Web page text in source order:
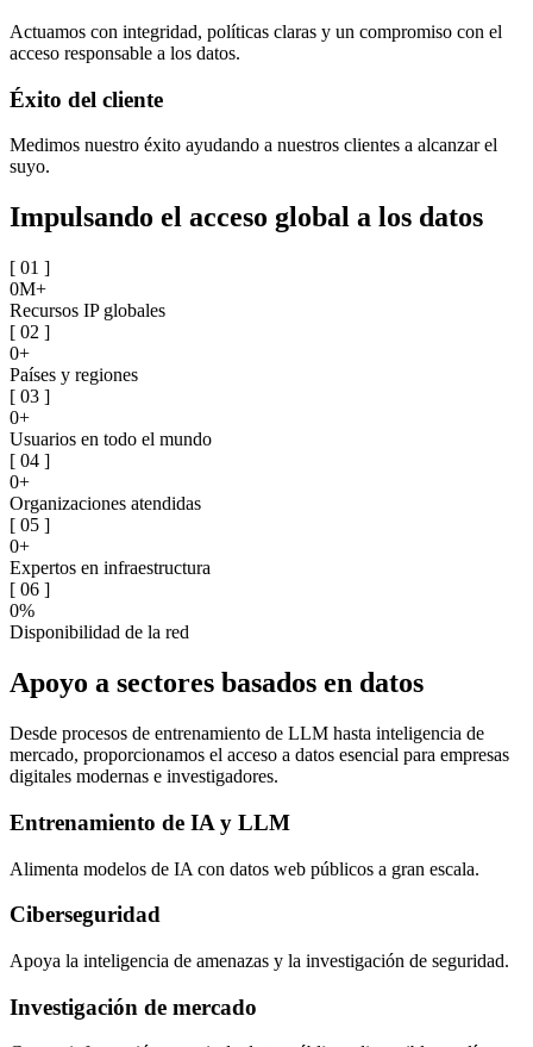
Actuamos con integridad, políticas claras y un compromiso con el
acceso responsable a los datos.
Éxito del cliente
Medimos nuestro éxito ayudando a nuestros clientes a alcanzar el
suyo.
Impulsando el acceso global a los datos
[ 01 ]
0M+
Recursos IP globales
[ 02 ]
0+
Países y regiones
[ 03 ]
0+
Usuarios en todo el mundo
[ 04 ]
0+
Organizaciones atendidas
[ 05 ]
0+
Expertos en infraestructura
[ 06 ]
0%
Disponibilidad de la red
Apoyo a sectores basados en datos
Desde procesos de entrenamiento de LLM hasta inteligencia de
mercado, proporcionamos el acceso a datos esencial para empresas
digitales modernas e investigadores.
Entrenamiento de IA y LLM
Alimenta modelos de IA con datos web públicos a gran escala.
Ciberseguridad
Apoya la inteligencia de amenazas y la investigación de seguridad.
Investigación de mercado